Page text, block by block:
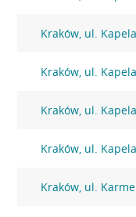
Kraków, ul.
Kraków, ul.
Kraków, ul.
Kraków, ul.
Kraków, ul.